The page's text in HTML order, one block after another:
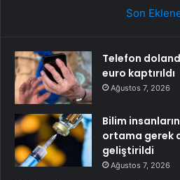
Son
Telefon
euro kaptırıldı
Ağustos 7, 2026
Bilim
ortama gerek
geliştirildi
Ağustos 7, 2026